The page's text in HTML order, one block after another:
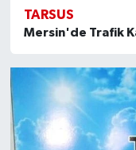
TARSUS
Mersin'de Trafik